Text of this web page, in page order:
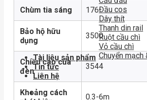
Đầu cos
Dây thít
Thanh din rail
Ruột cầu chì
Vỏ cầu chì
Chuyển mạch
Tài liệu sản phẩm
Tin tức
Liên hệ
Chùm tia sáng 176
Bảo hộ hữu
dụng
3500
Chiều cao của
đèn
3544
Khoảng cách
0.3-6m